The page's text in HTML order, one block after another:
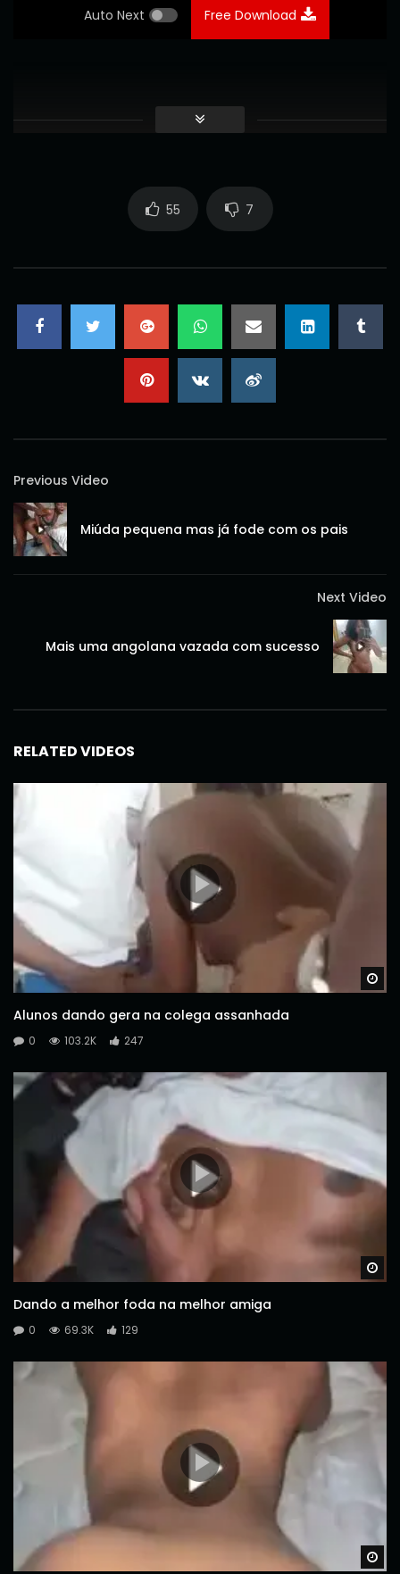
Auto Next Free Download
55 7
Previous Video
Miúda pequena mas já fode com os pais
Next Video
Mais uma angolana vazada com sucesso
RELATED VIDEOS
Alunos dando gera na colega assanhada
0 103.2K 247
Dando a melhor foda na melhor amiga
0 69.3K 129